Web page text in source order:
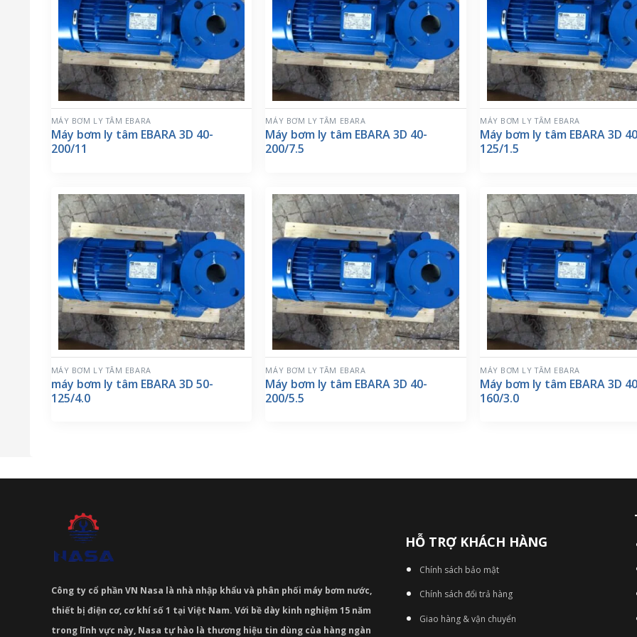
MÁY BƠM LY TÂM EBARA
Máy bơm ly tâm EBARA 3D 40-
200/11
MÁY BƠM LY TÂM EBARA
Máy bơm ly tâm EBARA 3D 40-
200/7.5
MÁY BƠM LY TÂM EBARA
Máy bơm ly tâm EBARA 3D
125/1.5
MÁY BƠM LY TÂM EBARA
máy bơm ly tâm EBARA 3D 50-
125/4.0
MÁY BƠM LY TÂM EBARA
Máy bơm ly tâm EBARA 3D 40-
200/5.5
MÁY BƠM LY TÂM EBARA
Máy bơm ly tâm EBARA 3D
160/3.0
Công ty cổ phần VN Nasa là nhà nhập khẩu và phân phối máy bơm nước,
thiết bị điện cơ, cơ khí số 1 tại Việt Nam. Với bề dày kinh nghiệm 15 năm
trong lĩnh vực này, Nasa tự hào là thương hiệu tin dùng của hàng ngàn
HỖ TRỢ KHÁCH HÀNG
Chính sách bảo mật
Chính sách đổi trả hàng
Giao hàng & vận chuyển